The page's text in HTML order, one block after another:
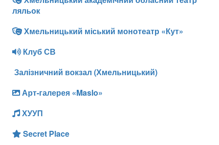
ляльок
Хмельницький міський монотеатр «Кут»
Клуб СВ
Залізничний вокзал (Хмельницький)
Арт-галерея «Maslo»
ХУУП
Secret Place